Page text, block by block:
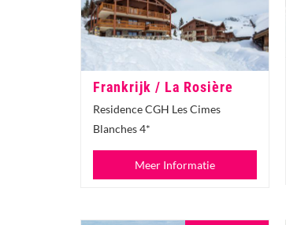
Frankrijk / La Rosière
Residence CGH Les Cimes
Blanches 4*
Meer Informatie